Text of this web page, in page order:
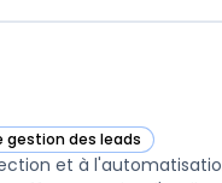
gestion des leads
dans cette catégorie
et à